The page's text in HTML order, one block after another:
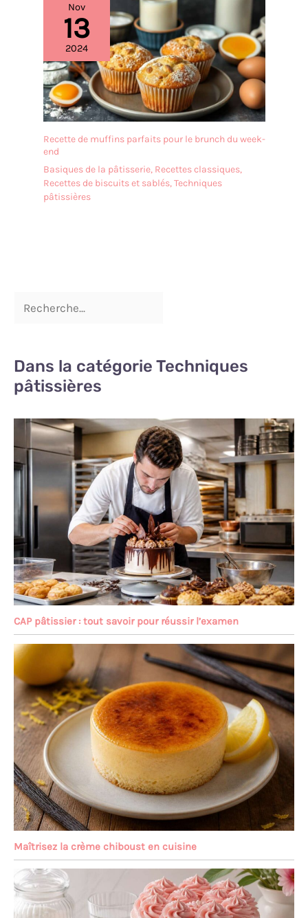
Nov
13
2024
Recette de muffins parfaits pour le brunch du week-
end
Basiques de la pâtisserie, Recettes classiques,
Recettes de biscuits et sablés,Techniques
pâtissières
Dans la catégorie Techniques
pâtissières
CAP pâtissier : tout savoir pour réussir l’examen
Maîtrisez la crème chiboust en cuisine